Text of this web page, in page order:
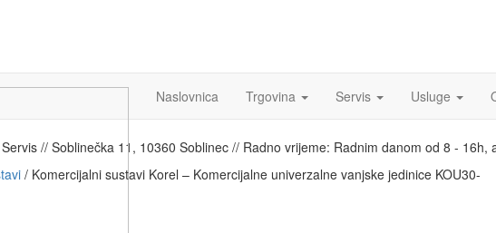
Naslovnica Trgovina Servis Usluge
// Soblinečka 11, 10360 Soblinec // Radno vrijeme: Radnim danom od 8 - 16h,
/ Komercijalni sustavi Korel – Komercijalne univerzalne vanjske jedinice KOU30-